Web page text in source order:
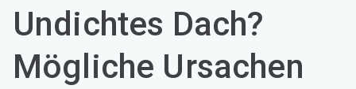
Undichtes Dach?
Mögliche Ursachen